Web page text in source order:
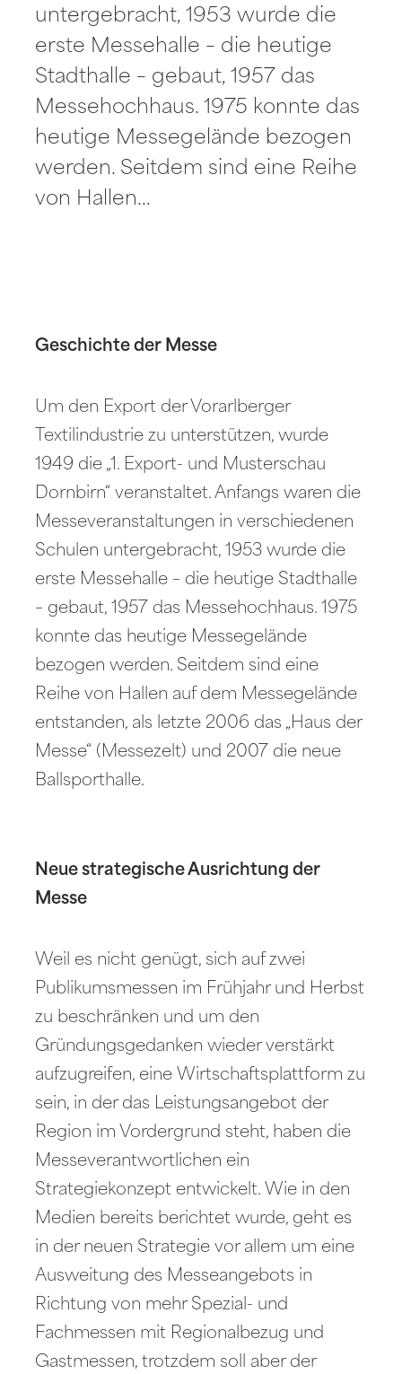
untergebracht, 1953 wurde die
erste Messehalle – die heutige
Stadthalle – gebaut, 1957 das
Messehochhaus. 1975 konnte das
heutige Messegelände bezogen
werden. Seitdem sind eine Reihe
von Hallen…
Geschichte der Messe
Um den Export der Vorarlberger
Textilindustrie zu unterstützen, wurde
1949 die „1. Export- und Musterschau
Dornbirn“ veranstaltet. Anfangs waren die
Messeveranstaltungen in verschiedenen
Schulen untergebracht, 1953 wurde die
erste Messehalle – die heutige Stadthalle
– gebaut, 1957 das Messehochhaus. 1975
konnte das heutige Messegelände
bezogen werden. Seitdem sind eine
Reihe von Hallen auf dem Messegelände
entstanden, als letzte 2006 das „Haus der
Messe“ (Messezelt) und 2007 die neue
Ballsporthalle.
Neue strategische Ausrichtung der
Messe
Weil es nicht genügt, sich auf zwei
Publikumsmessen im Frühjahr und Herbst
zu beschränken und um den
Gründungsgedanken wieder verstärkt
aufzugreifen, eine Wirtschaftsplattform zu
sein, in der das Leistungsangebot der
Region im Vordergrund steht, haben die
Messeverantwortlichen ein
Strategiekonzept entwickelt. Wie in den
Medien bereits berichtet wurde, geht es
in der neuen Strategie vor allem um eine
Ausweitung des Messeangebots in
Richtung von mehr Spezial- und
Fachmessen mit Regionalbezug und
Gastmessen, trotzdem soll aber der